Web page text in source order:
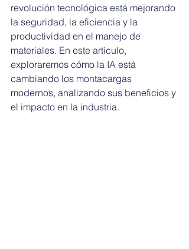
revolución tecnológica está mejorando
la seguridad, la eficiencia y la
productividad en el manejo de
materiales. En este artículo,
exploraremos cómo la IA está
cambiando los montacargas
modernos, analizando sus beneficios y
el impacto en la industria.